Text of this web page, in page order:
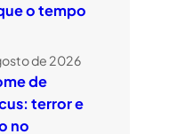
o tempo
de 2026
de
terror e
no